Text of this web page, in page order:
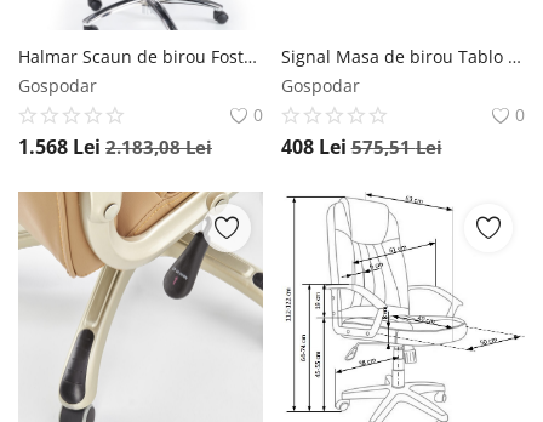
Halmar Scaun de birou Foster negru
Gospodar
0
1.568 Lei 2.183,08Lei
Signal Masa de birou Tablo B - L 110 x l 48 x h 76 cm
Gospodar
0
408 Lei 575,51Lei